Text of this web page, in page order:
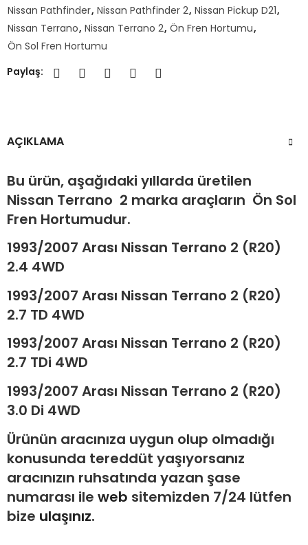
Nissan Pathfinder, Nissan Pathfinder 2, Nissan Pickup D21,
Nissan Terrano, Nissan Terrano 2, Ön Fren Hortumu,
Ön Sol Fren Hortumu
Paylaş:
AÇIKLAMA
Bu ürün, aşağıdaki yıllarda üretilen
Nissan Terrano 2 marka araçların Ön Sol
Fren Hortumudur.
1993/2007 Arası Nissan Terrano 2 (R20)
2.4 4WD
1993/2007 Arası Nissan Terrano 2 (R20)
2.7 TD 4WD
1993/2007 Arası Nissan Terrano 2 (R20)
2.7 TDi 4WD
1993/2007 Arası Nissan Terrano 2 (R20)
3.0 Di 4WD
Ürünün aracınıza uygun olup olmadığı
konusunda tereddüt yaşıyorsanız
aracınızın ruhsatında yazan şase
numarası ile web sitemizden 7/24 lütfen
bize ulaşınız.